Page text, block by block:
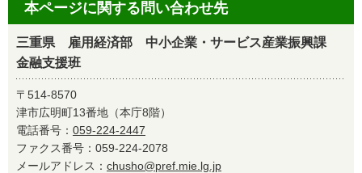
本ページに関する問い合わせ先
三重県 雇用経済部 中小企業・サービス産業振興課
金融支援班
〒514-8570
津市広明町13番地（本庁8階）
電話番号： 059-224-2447
ファクス番号：059-224-2078
メールアドレス： chusho@pref.mie.lg.jp